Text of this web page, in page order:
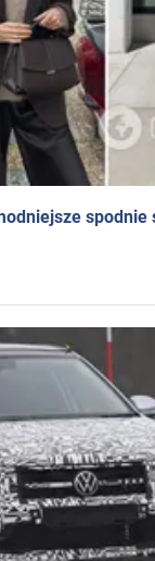
spodnie